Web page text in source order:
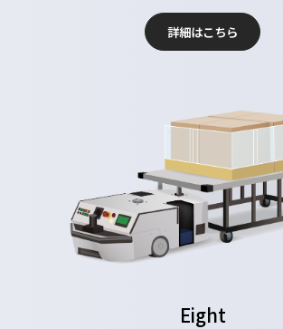
詳細はこちら
Eight